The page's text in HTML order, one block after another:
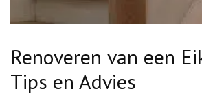
Renoveren van een
Tips en Advies